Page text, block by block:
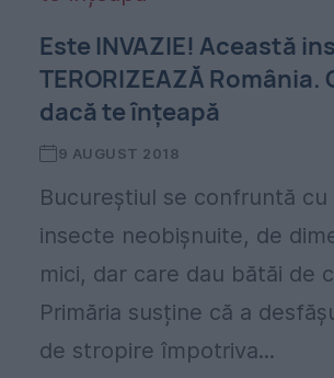
Este INVAZIE! Această
TERORIZEAZĂ
dacă te înțeapă
9 AUGUST 2018
Bucureștiul se confruntă cu
insecte neobișnuite, de
mici, dar care dau bătăi de
Primăria susține că a
de stropire împotriva...